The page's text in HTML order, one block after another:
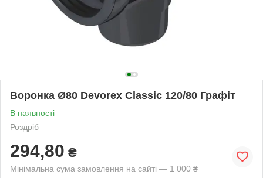
Воронка Ø80 Devorex Classic 120/80 Графіт
В наявності
Роздріб
294,80 ₴
Мінімальна сума замовлення на сайті — 1 000 ₴